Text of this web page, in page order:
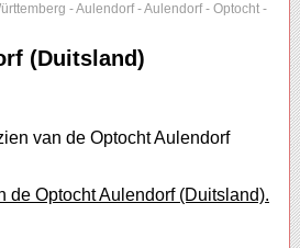
-Aulendorf-Aulendorf- Optocht -
(Duitsland)
van de Optocht Aulendorf
de Optocht Aulendorf (Duitsland).